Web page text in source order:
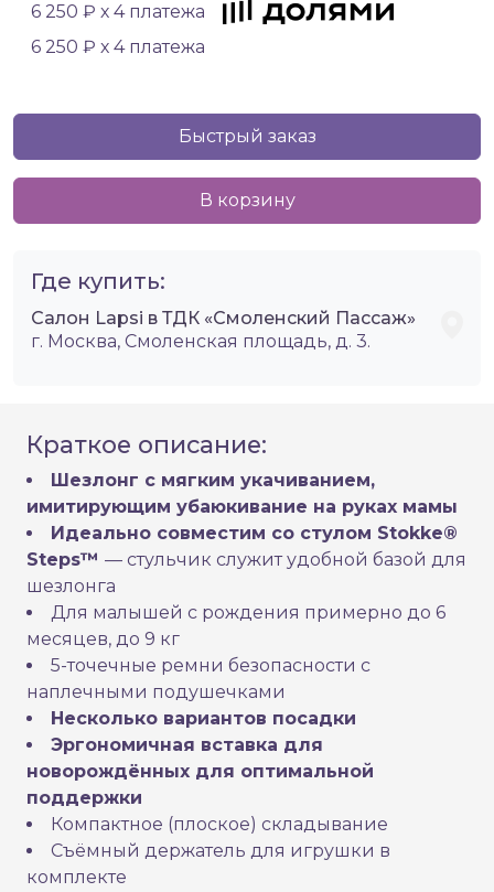
6 250 ₽ х 4 платежа
6 250 ₽ х 4 платежа
Быстрый заказ
В корзину
Где купить:
Салон Lapsi в ТДК «Смоленский Пассаж»
г. Москва, Смоленская площадь, д. 3.
Краткое описание:
Шезлонг с мягким укачиванием,
имитирующим убаюкивание на руках мамы
Идеально совместим со стулом Stokke®
Steps™ — стульчик служит удобной базой для
шезлонга
Для малышей с рождения примерно до 6
месяцев, до 9 кг
5-точечные ремни безопасности с
наплечными подушечками
Несколько вариантов посадки
Эргономичная вставка для
новорождённых для оптимальной
поддержки
Компактное (плоское) складывание
Съёмный держатель для игрушки в
комплекте